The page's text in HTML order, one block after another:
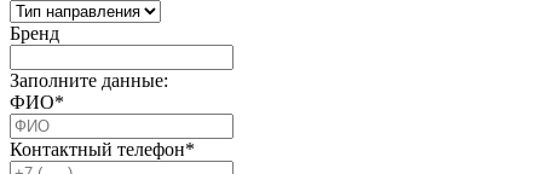
Бренд
Заполните данные:
ФИО*
Контактный телефон*